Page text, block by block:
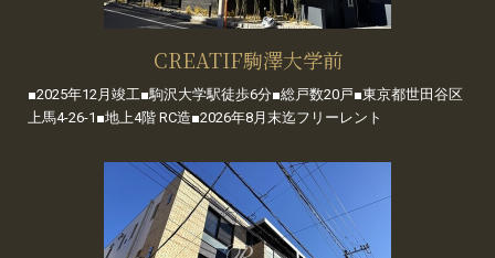
CREATIF駒澤大学前
■2025年12月竣工■駒沢大学駅徒歩6分■総戸数20戸■東京都世田谷区
上馬4-26-1■地上4階 RC造■2026年8月末迄フリーレント